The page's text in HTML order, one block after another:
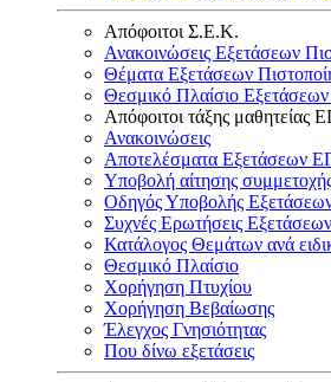
Απόφοιτοι Σ.Ε.Κ.
Ανακοινώσεις Εξετάσεων
Θέματα Εξετάσεων
Θεσμικό Πλαίσιο
Απόφοιτοι τάξης μαθητείας
Ανακοινώσεις
Αποτελέσματα Εξετάσεων
Υποβολή αίτησης
Οδηγός Υποβολής
Συχνές Ερωτήσεις
Κατάλογος Θεμάτων ανά
Θεσμικό Πλαίσιο
Χορήγηση Πτυχίου
Χορήγηση Βεβαίωσης
Έλεγχος Γνησιότητας
Που δίνω εξετάσεις